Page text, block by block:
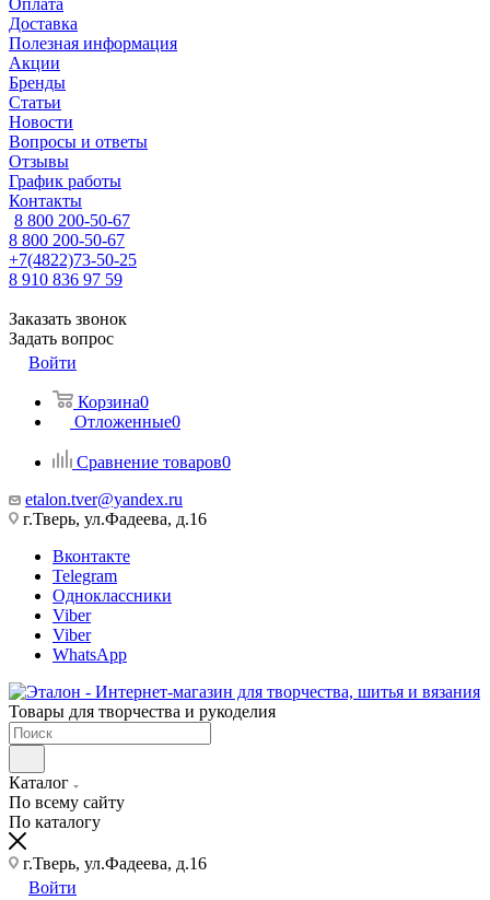
Оплата
Доставка
Полезная информация
Акции
Бренды
Статьи
Новости
Вопросы и ответы
Отзывы
График работы
Контакты
8 800 200-50-67
8 800 200-50-67
+7(4822)73-50-25
8 910 836 97 59
Заказать звонок
Задать вопрос
Войти
Корзина0
Отложенные0
Сравнение товаров0
etalon.tver@yandex.ru
г.Тверь, ул.Фадеева, д.16
Вконтакте
Telegram
Одноклассники
Viber
Viber
WhatsApp
Товары для творчества и рукоделия
Каталог
По всему сайту
По каталогу
г.Тверь, ул.Фадеева, д.16
Войти